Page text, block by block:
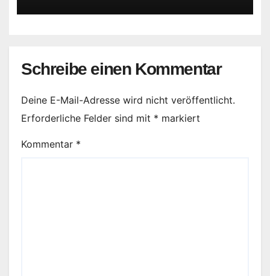
Schreibe einen Kommentar
Deine E-Mail-Adresse wird nicht veröffentlicht.
Erforderliche Felder sind mit * markiert
Kommentar *